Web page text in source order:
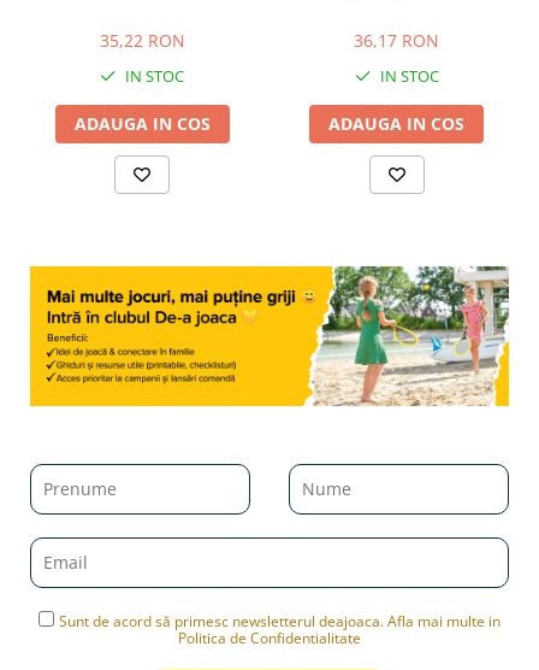
35,22 RON
IN STOC
ADAUGA IN COS
36,17 RON
IN STOC
ADAUGA IN COS
Sunt de acord să primesc newsletterul deajoaca. Afla mai multe in
Politica de Confidentialitate